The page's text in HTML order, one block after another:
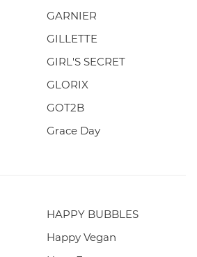
GARNIER
GILLETTE
GIRL'S SECRET
GLORIX
GOT2B
Grace Day
HAPPY BUBBLES
Happy Vegan